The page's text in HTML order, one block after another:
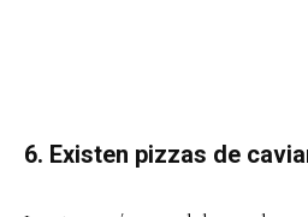
6. Existen pizzas de